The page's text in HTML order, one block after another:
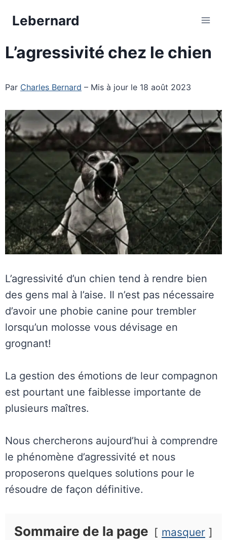
Lebernard
L’agressivité chez le chien
Par Charles Bernard – Mis à jour le 18 août 2023
L’agressivité d’un chien tend à rendre bien
des gens mal à l’aise. Il n’est pas nécessaire
d’avoir une phobie canine pour trembler
lorsqu’un molosse vous dévisage en
grognant!
La gestion des émotions de leur compagnon
est pourtant une faiblesse importante de
plusieurs maîtres.
Nous chercherons aujourd’hui à comprendre
le phénomène d’agressivité et nous
proposerons quelques solutions pour le
résoudre de façon définitive.
Sommaire de la page masquer